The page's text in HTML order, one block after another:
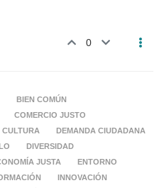
0
BIEN COMÚN
COMERCIO JUSTO
CULTURA
DEMANDA CIUDADANA
DIVERSIDAD
JUSTA
ENTORNO
INNOVACIÓN